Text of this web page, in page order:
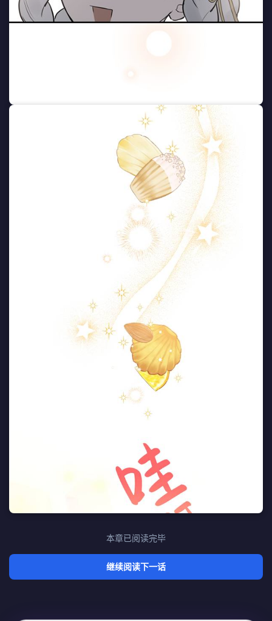
本章已阅读完毕
继续阅读下一话